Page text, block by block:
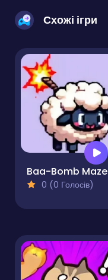
Схожі ігри
Baa-Bomb Maze
0 (0 Голосів)